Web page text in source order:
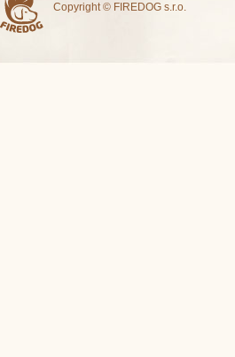
Copyright © FIREDOG s.r.o.